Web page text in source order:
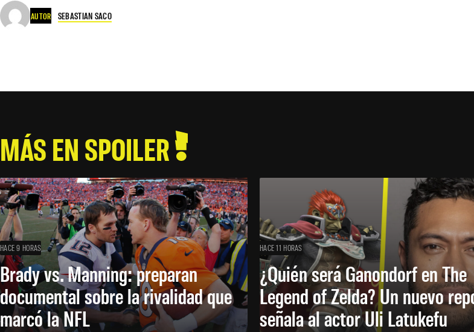
AUTOR SEBASTIAN SACO
MÁS EN SPOILER
HACE 9 HORAS
Brady vs. Manning: preparan
documental sobre la rivalidad que
marcó la NFL
HACE 11 HORAS
¿Quién será Ganondorf en The
Legend of Zelda? Un nuevo
señala al actor Uli Latukefu